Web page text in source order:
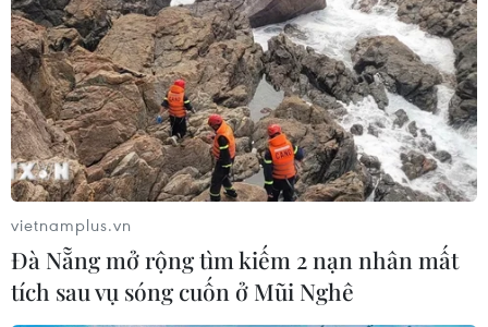
vietnamplus.vn
Đà Nẵng mở rộng tìm kiếm 2 nạn nhân mất
tích sau vụ sóng cuốn ở Mũi Nghê